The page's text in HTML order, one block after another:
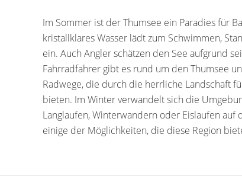
Im Sommer ist der Thumsee ein Paradies für
kristallklares Wasser lädt zum Schwimmen,
ein. Auch Angler schätzen den See aufgrund
Fahrradfahrer gibt es rund um den Thumsee
Radwege, die durch die herrliche Landschaft
bieten. Im Winter verwandelt sich die
Langlaufen, Winterwandern oder Eislaufen auf
einige der Möglichkeiten, die diese Region